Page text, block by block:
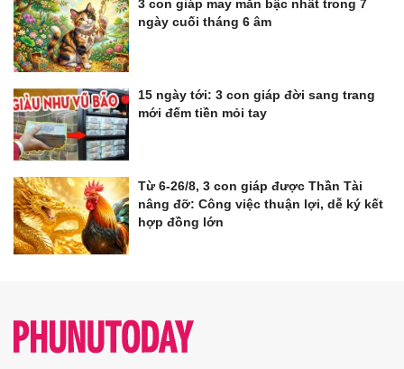
3 con giáp may mắn bậc nhất trong 7
ngày cuối tháng 6 âm
15 ngày tới: 3 con giáp đời sang trang
mới đếm tiền mỏi tay
Từ 6-26/8, 3 con giáp được Thần Tài
nâng đỡ: Công việc thuận lợi, dễ ký kết
hợp đồng lớn